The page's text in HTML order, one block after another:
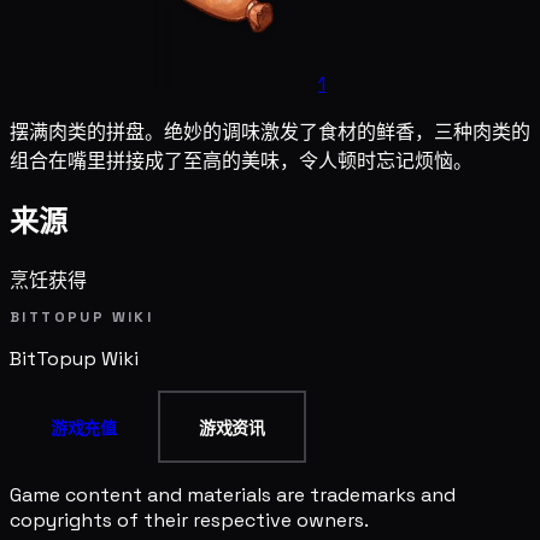
1
摆满肉类的拼盘。绝妙的调味激发了食材的鲜香，三种肉类的
组合在嘴里拼接成了至高的美味，令人顿时忘记烦恼。
来源
烹饪获得
BITTOPUP WIKI
BitTopup Wiki
游戏充值 游戏资讯
Game content and materials are trademarks and
copyrights of their respective owners.